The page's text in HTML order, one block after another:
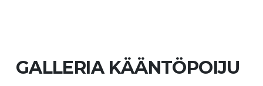
GALLERIA KÄÄNTÖPOIJU